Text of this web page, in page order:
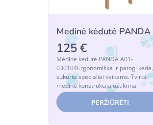
Medinė kėdutė PANDA
125 €
Mėdinė kėdutė PANDA A01-
030104Ergonomiška ir patogi kėdė,
sukurta specialiai vaikams. Tvirta
medinė konstrukcija užtikrina
stabilumą ir ilgaamžiškumą,...
PERŽIŪRĖTI